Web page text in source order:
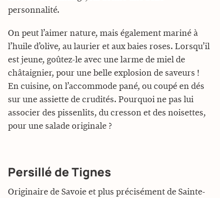
personnalité.
On peut l’aimer nature, mais également mariné à
l’huile d’olive, au laurier et aux baies roses. Lorsqu’il
est jeune, goûtez-le avec une larme de miel de
châtaignier, pour une belle explosion de saveurs !
En cuisine, on l’accommode pané, ou coupé en dés
sur une assiette de crudités. Pourquoi ne pas lui
associer des pissenlits, du cresson et des noisettes,
pour une salade originale ?
Persillé de Tignes
Originaire de Savoie et plus précisément de Sainte-